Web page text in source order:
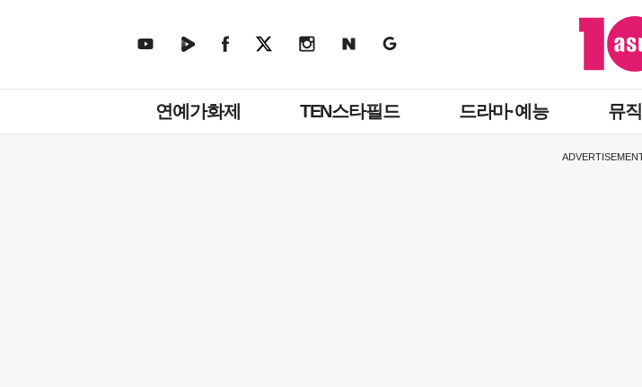
뉴
연예가화제 TEN스타필드 드라마·예능 뮤직